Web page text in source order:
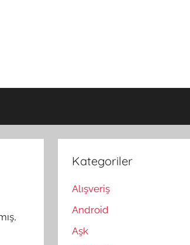
Kategoriler
Alışveriş
Android
Aşk